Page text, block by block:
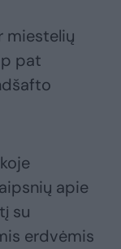
miestelių
pat
apie
su
erdvėmis